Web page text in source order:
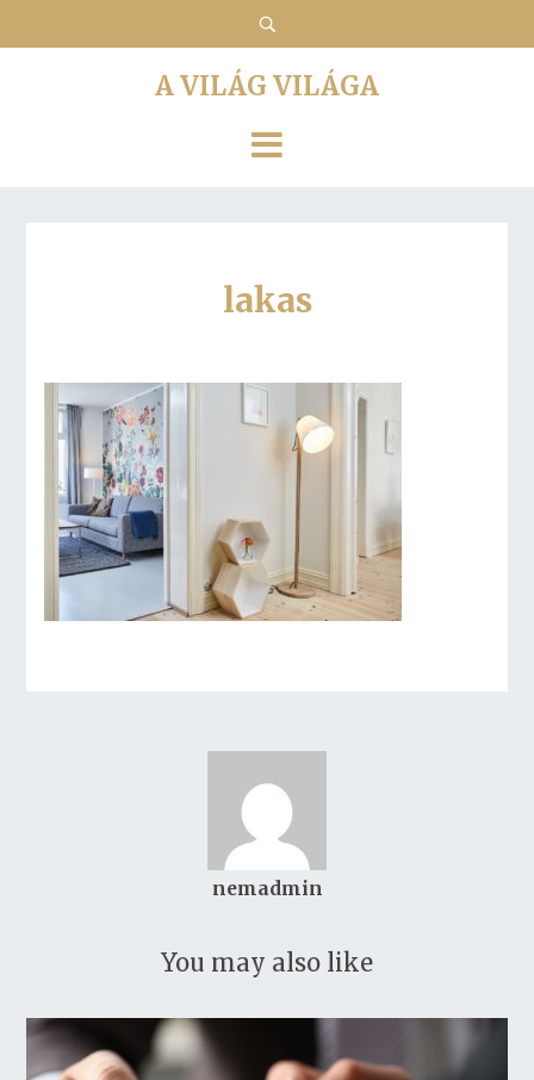
A VILÁG VILÁGA
lakas
nemadmin
You may also like